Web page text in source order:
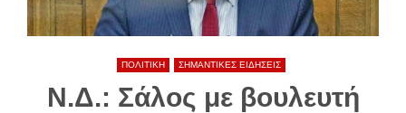
ΠΟΛΙΤΙΚΗ ΣΗΜΑΝΤΙΚΕΣ ΕΙΔΗΣΕΙΣ
Ν.Δ.: Σάλος με βουλευτή